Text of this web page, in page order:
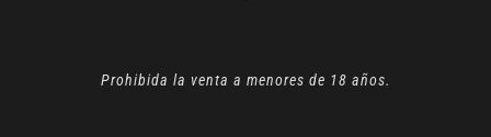
Prohibida la venta a menores de 18 años.